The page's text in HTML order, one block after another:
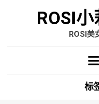
ROSI
ROSI美
标